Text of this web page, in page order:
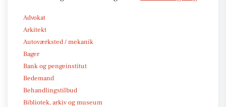
Advokat
Arkitekt
Autoværksted / mekanik
Bager
Bank og pengeinstitut
Bedemand
Behandlingstilbud
Bibliotek, arkiv og museum